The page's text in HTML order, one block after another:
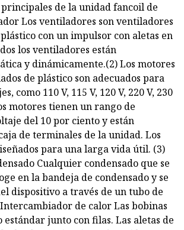
principales de la unidad fancoil de
Los ventiladores son ventiladores
con un impulsor con aletas en
los ventiladores están
y dinámicamente.(2) Los motores
de plástico son adecuados para
como 110 V, 115 V, 120 V, 220 V, 230
motores tienen un rango de
del 10 por ciento y están
de terminales de la unidad. Los
para una larga vida útil. (3)
Cualquier condensado que se
en la bandeja de condensado y se
dispositivo a través de un tubo de
de calor Las bobinas
junto con filas. Las aletas de